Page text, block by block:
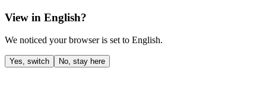
View in English?
We noticed your browser is set to English.
Yes, switch No, stay here